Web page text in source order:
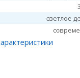
светлое